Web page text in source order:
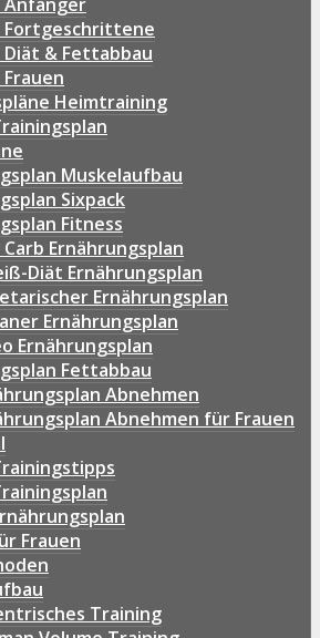
Fortgeschrittene
& Fettabbau
Heimtraining
Muskelaufbau
Sixpack
Fitness
Carb Ernährungsplan
Diät Ernährungsplan
Ernährungsplan
Ernährungsplan
Ernährungsplan
Fettabbau
Abnehmen
Abnehmen für Frauen
Frauen
Training